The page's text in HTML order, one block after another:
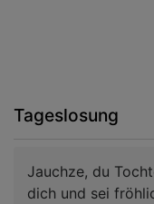
Tageslosung
Jauchze, du
dich und sei